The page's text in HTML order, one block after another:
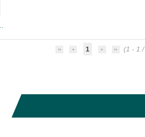
1 (1 - 1 /